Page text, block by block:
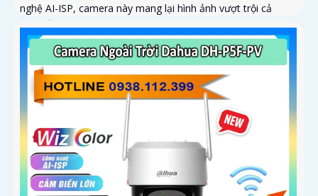
nghệ AI-ISP, camera này mang lại hình ảnh vượt trội cả
ngày lẫn đêm